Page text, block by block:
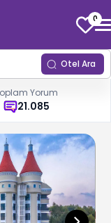
0
Otel Ara
Yorum
21.085